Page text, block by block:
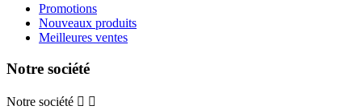
Promotions
Nouveaux produits
Meilleures ventes
Notre société
Notre société  